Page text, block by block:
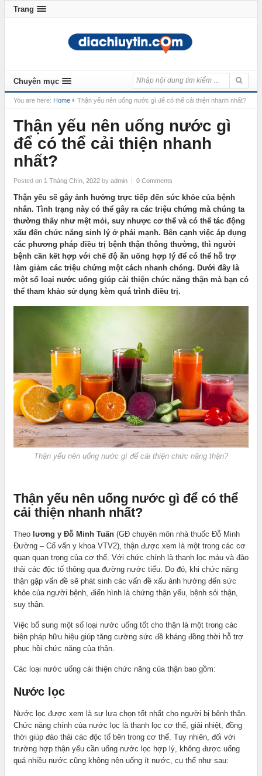
Trang
Chuyên mục
You are here: Home Thận yếu nên uống nước gì để có thể cải thiện nhanh nhất?
Thận yếu nên uống nước gì
để có thể cải thiện nhanh
nhất?
Posted on 1 Tháng Chín, 2022by admin | 0 Comments
Thận yếu sẽ gây ảnh hưởng trực tiếp đến sức khỏe của bệnh
nhân. Tình trạng này có thể gây ra các triệu chứng mà chúng ta
thường thấy như mệt mỏi, suy nhược cơ thể và có thể tác động
xấu đến chức năng sinh lý ở phái mạnh. Bên cạnh việc áp dụng
các phương pháp điều trị bệnh thận thông thường, thì người
bệnh cần kết hợp với chế độ ăn uống hợp lý để có thể hỗ trợ
làm giảm các triệu chứng một cách nhanh chóng. Dưới đây là
một số loại nước uống giúp cải thiện chức năng thận mà bạn có
thể tham khảo sử dụng kèm quá trình điều trị.
Thận yếu nên uống nước gì để cải thiện chức năng thận?
Thận yếu nên uống nước gì để có thể
cải thiện nhanh nhất?
Theolương y Đỗ Minh Tuấn(GĐ chuyên môn nhà thuốc Đỗ Minh
Đường – Cố vấn y khoa VTV2), thận được xem là một trong các cơ
quan quan trọng của cơ thể. Với chức chính là thanh lọc máu và đào
thải các độc tố thông qua đường nước tiểu. Do đó, khi chức năng
thận gặp vấn đề sẽ phát sinh các vấn đề xấu ảnh hưởng đến sức
khỏe của người bệnh, điển hình là chứng thận yếu, bệnh sỏi thận,
suy thận.
Việc bổ sung một số loại nước uống tốt cho thận là một trong các
biện pháp hữu hiệu giúp tăng cường sức đề kháng đồng thời hỗ trợ
phục hồi chức năng của thận.
Các loại nước uống cải thiện chức năng của thận bao gồm:
Nước lọc
Nước lọc được xem là sự lựa chọn tốt nhất cho người bị bệnh thận.
Chức năng chính của nước lọc là thanh lọc cơ thể, giải nhiệt, đồng
thời giúp đào thải các độc tố bên trong cơ thể. Tuy nhiên, đối với
trường hợp thận yếu cần uống nước lọc hợp lý, không được uống
quá nhiều nước cũng không nên uống ít nước, cụ thể như sau: